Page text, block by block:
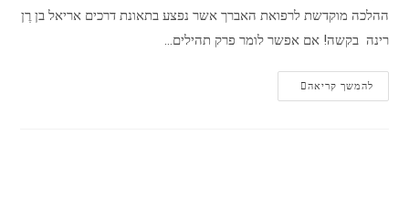
ההלכה מוקדשת לרפואת האברך אשר נפצע בתאונת דרכים אריאל בן רֶן
רינה בקשה! אם אפשר לומר פרק תהילים…
להמשך קריאה